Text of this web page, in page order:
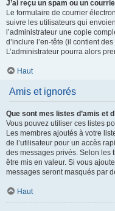
J’ai reçu un spam ou un
Le formulaire de courrier
suivre les utilisateurs qui
l’administrateur une copie
d’inclure l’en-tête (il contient
L’administrateur pourra alors
Haut
Amis et ignorés
Que sont mes listes d’amis et
Vous pouvez utiliser ces listes
Les membres ajoutés à votre
de l’utilisateur pour un accès
des messages privés. Selon les
être mis en valeur. Si vous
messages seront masqués par
Haut